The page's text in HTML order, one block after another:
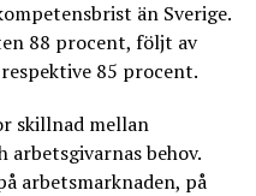
än Sverige.
88 procent, följt av
85 procent.
skillnad mellan
arbetsgivarnas behov.
arbetsmarknaden, på